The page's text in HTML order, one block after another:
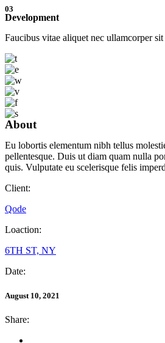
03
Development
Faucibus vitae aliquet nec ullamcorper
About
Eu lobortis elementum nibh tellus
pellentesque. Duis ut diam quam nulla
quis. Vulputate eu scelerisque felis
Client:
Qode
Loaction:
6TH ST, NY
Date:
August 10, 2021
Share: